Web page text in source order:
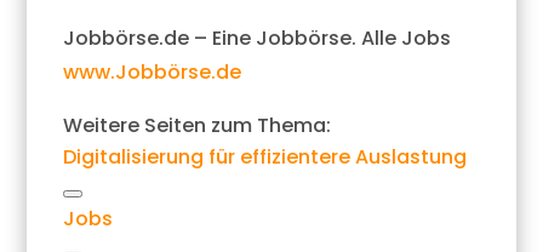
Jobbörse.de – Eine Jobbörse. Alle Jobs
www.Jobbörse.de
Weitere Seiten zum Thema:
Digitalisierung für effizientere Auslastung
Link
kopieren
Jobs